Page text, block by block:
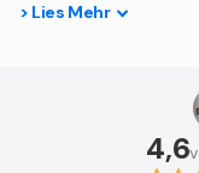
Die Prebena CNW25/
Druckluft-Coilnagler:
> Lies Mehr
4,6